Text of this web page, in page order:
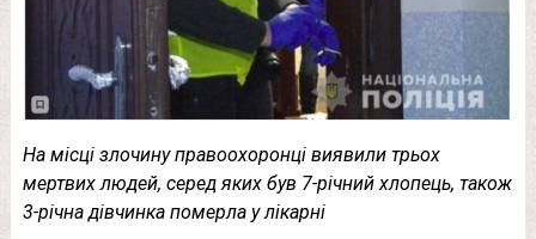
На місці злочину правоохоронці виявили трьох
мертвих людей, серед яких був 7-річний хлопець, також
3-річна дівчинка померла у лікарні